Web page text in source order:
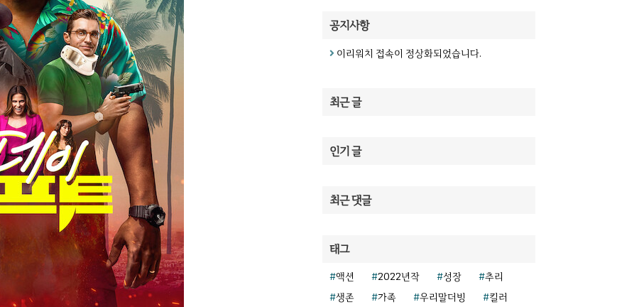
공지사항
이리워치 접속이 정상화되었습니다.
최근 글
인기 글
최근 댓글
태그
액션 2022년작 성장
추리
생존
가족 우리말더빙
킬러